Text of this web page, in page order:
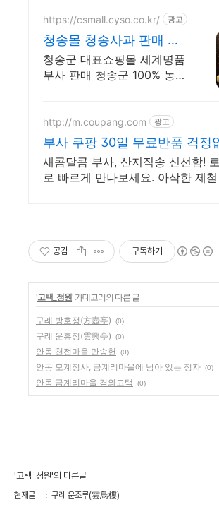
https://csmall.cyso.co.kr/ 광고
청송몰 청송사과 판매 신
선하고 맛있는 명품사과
청송군 대표쇼핑몰 세계명품
부사 판매 청송군 100% 농가
http://m.coupang.com 광고
부사 쿠팡 30일 무료반품 걱정
새콤달콤 부사, 산지직송 신선함!
로 빠르게 만나보세요. 아삭한 제
공감 구독하기
'고택_정원' 카테고리의 다른 글
구례 방호정(方壺亭) (0)
구례 운흥정(雲興亭) (0)
안동 천전마을 만송헌 (0)
안동 모계정사, 금계리마을에 남아 있는 정자 (0)
안동 금계리마을 겸와고택 (0)
'고택_정원'의 다른글
현재글 구례 운조루(雲鳥樓)